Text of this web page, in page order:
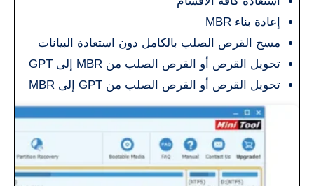
إعادة بناء MBR
مسح القرص الصلب بالكامل دون استعادة البيانات
تحويل القرص أو القرص الصلب من MBR إلى GPT
تحويل القرص أو القرص الصلب من GPT إلى MBR